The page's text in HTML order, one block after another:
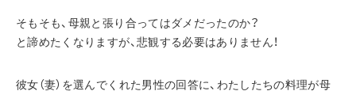
そもそも、母親と張り合ってはダメだったのか？
と諦めたくなりますが、悲観する必要はありません！
彼女（妻）を選んでくれた男性の回答に、わたしたちの料理が母